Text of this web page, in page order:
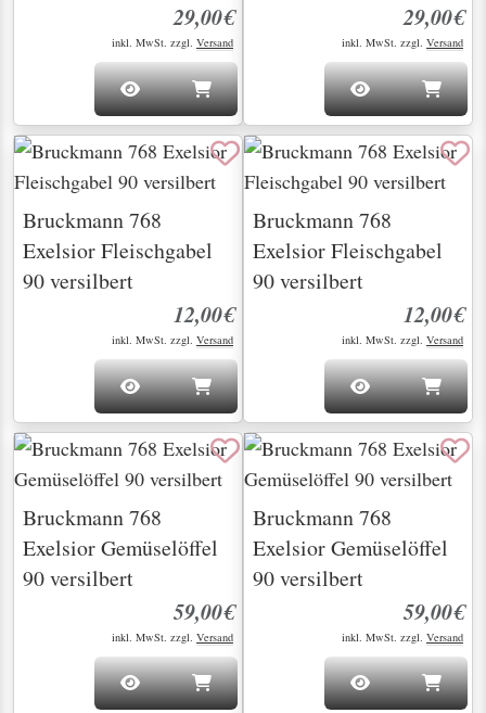
29,00€
inkl. MwSt. zzgl. Versand
29,00€
inkl. MwSt. zzgl. Versand
Bruckmann 768
Exelsior Fleischgabel
90 versilbert
12,00€
inkl. MwSt. zzgl. Versand
Bruckmann 768
Exelsior Fleischgabel
90 versilbert
12,00€
inkl. MwSt. zzgl. Versand
Bruckmann 768
Exelsior Gemüselöffel
90 versilbert
59,00€
inkl. MwSt. zzgl. Versand
Bruckmann 768
Exelsior Gemüselöffel
90 versilbert
59,00€
inkl. MwSt. zzgl. Versand